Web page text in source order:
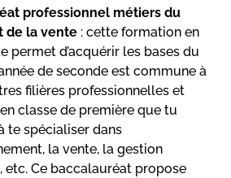
professionnel métiers du
de la vente : cette formation en
permet d’acquérir les bases du
de seconde est commune à
filières professionnelles et
en classe de première que tu
te spécialiser dans
la vente, la gestion
etc. Ce baccalauréat propose